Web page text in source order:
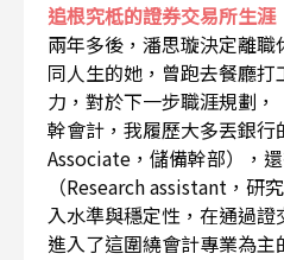
追根究柢的證券交易所生涯
兩年多後，潘思璇決定離
同人生的她，曾跑去餐廳
力，對於下一步職涯規劃
幹會計，我履歷大多丟銀
Associate，儲備幹部），
（Research assistant，研
入水準與穩定性，在通過
進入了這圍繞會計專業為主